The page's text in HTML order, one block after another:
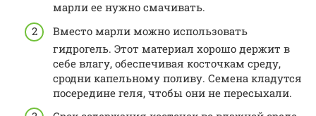
марли ее нужно смачивать.
Вместо марли можно использовать
гидрогель. Этот материал хорошо держит в
себе влагу, обеспечивая косточкам среду,
сродни капельному поливу. Семена кладутся
посередине геля, чтобы они не пересыхали.